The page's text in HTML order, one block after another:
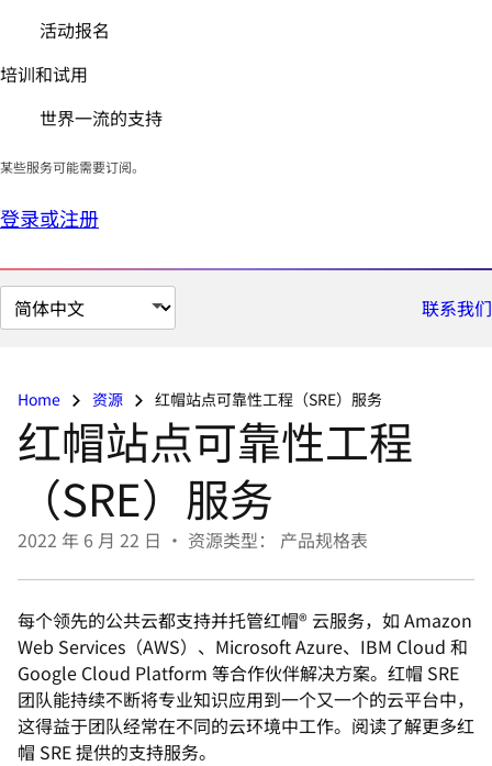
活动报名
培训和试用
世界一流的支持
某些服务可能需要订阅。
登录或注册
切
换
面
言
联系我们
Home 资源 红帽站点可靠性工程（SRE）服务
红帽站点可靠性工程
（SRE）服务
2022 年 6 月 22 日 • 资源类型： 产品规格表
每个领先的公共云都支持并托管红帽® 云服务，如 Amazon
Web Services（AWS）、Microsoft Azure、IBM Cloud 和
Google Cloud Platform 等合作伙伴解决方案。红帽 SRE
团队能持续不断将专业知识应用到一个又一个的云平台中，
这得益于团队经常在不同的云环境中工作。阅读了解更多红
帽 SRE 提供的支持服务。